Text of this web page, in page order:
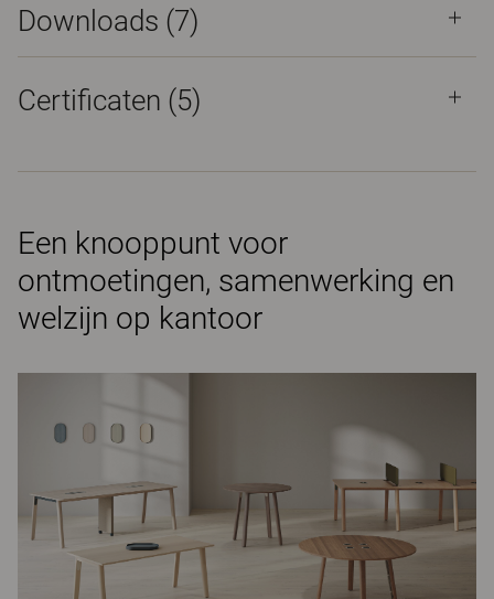
Downloads (7)
Certificaten (5)
Een knooppunt voor
ontmoetingen, samenwerking en
welzijn op kantoor